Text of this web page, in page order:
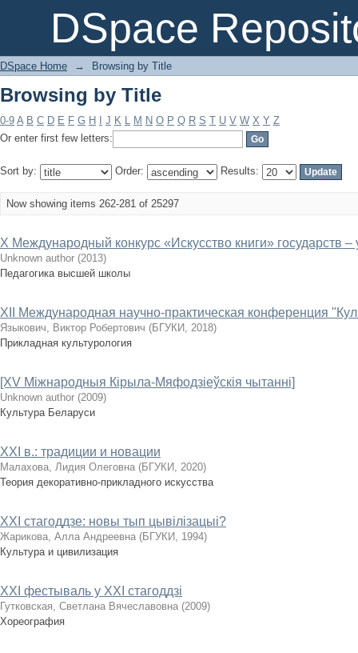
DSpace
Browsing by Title
DSpace Home → Browsing by Title
Browsing by Title
0-9 A B C D E F G H J K L M N O P Q R S T U V W X Y Z
Or enter first few letters:
Sort by: Order: Results:
Now showing items 262-281 of 25297
X Международный конкурс «Искусство книги» государств
Unknown author (2013)
Педагогика высшей школы
XII Международная научно-практическая конференция
Языкович, Виктор Робертович (БГУКИ, 2018)
Прикладная культурология
[XV Міжнародныя Кірыла-Мяфодзіеўскія чытанні]
Unknown author (2009)
Культура Беларуси
XXI в.: традиции и новации
Малахова, Лидия Олеговна (БГУКИ, 2020)
Теория декоративно-прикладного искусства
XXI стагоддзе: новы тып цывілізацыі?
Жарикова, Алла Андреевна (БГУКИ, 1994)
Культура и цивилизация
XXI фестываль у XXI стагоддзі
Гутковская, Светлана Вячеславовна (2009)
Хореография